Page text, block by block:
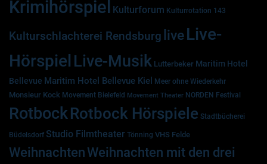
Krimihörspiel Kulturforum Kulturrotation 143
Kulturschlachterei Rendsburg liveLive-
Hörspiel Live-Musik Lutterbeker Maritim Hotel
Bellevue Maritim Hotel Bellevue Kiel Meer ohne Wiederkehr
Monsieur Kock Movement Bielefeld Movement Theater NORDEN Festival
RotbockRotbock Hörspiele Stadtbücherei
Büdelsdorf Studio Filmtheater Tönning VHS Felde
WeihnachtenWeihnachten mit den drei